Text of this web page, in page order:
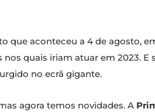
que aconteceu a 4 de agosto,
quais iriam atuar em 2023.
no ecrã gigante.
agora temos novidades. A